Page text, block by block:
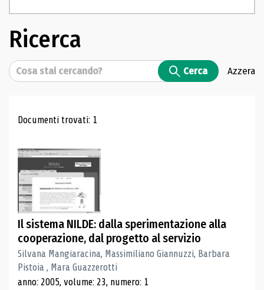
Ricerca
Cerca Cerca Azzera
Risultati di ricerca
Documenti trovati: 1
Il sistema NILDE: dalla sperimentazione alla
cooperazione, dal progetto al servizio
Silvana Mangiaracina, Massimiliano Giannuzzi, Barbara
Pistoia , Mara Guazzerotti
anno: 2005, volume: 23, numero: 1